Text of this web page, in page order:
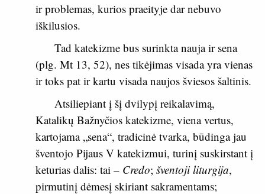
ir problemas, kurios praeityje dar nebuvo
iškilusios.
Tad katekizme bus surinkta nauja ir sena
(plg. Mt 13, 52), nes tikėjimas visada yra vienas
ir toks pat ir kartu visada naujos šviesos šaltinis.
Atsiliepiant į šį dvilypį reikalavimą,
Katalikų Bažnyčios katekizme, viena vertus,
kartojama „sena“, tradicinė tvarka, būdinga jau
šventojo Pijaus V katekizmui, turinį suskirstant į
keturias dalis: tai – Credo; šventoji liturgija,
pirmutinį dėmesį skiriant sakramentams;